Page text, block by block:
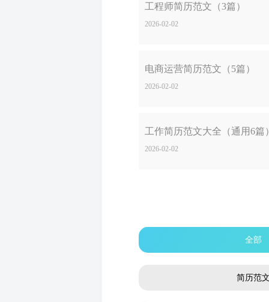
工程师简历范文（3篇）
2026-02-02
电商运营简历范文（5篇）
2026-02-02
工作简历范文大全（通用6篇
2026-02-02
全部
简历范